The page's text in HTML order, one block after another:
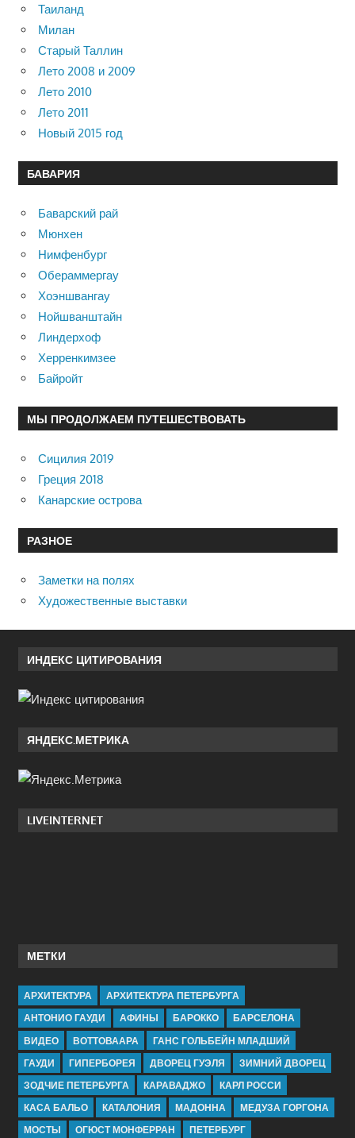
Таиланд
Милан
Старый Таллин
Лето 2008 и 2009
Лето 2010
Лето 2011
Новый 2015 год
БАВАРИЯ
Баварский рай
Мюнхен
Нимфенбург
Обераммергау
Хоэншвангау
Нойшванштайн
Линдерхоф
Херренкимзее
Байройт
МЫ ПРОДОЛЖАЕМ ПУТЕШЕСТВОВАТЬ
Сицилия 2019
Греция 2018
Канарские острова
РАЗНОЕ
Заметки на полях
Художественные выставки
ИНДЕКС ЦИТИРОВАНИЯ
ЯНДЕКС.МЕТРИКА
LIVEINTERNET
МЕТКИ
АРХИТЕКТУРА
АРХИТЕКТУРА ПЕТЕРБУРГА
АНТОНИО ГАУДИ
АФИНЫ БАРОККО
БАРСЕЛОНА
ВИДЕО
ВОТТОВААРА
ГАНС ГОЛЬБЕЙН МЛАДШИЙ
ГАУДИ
ГИПЕРБОРЕЯ ДВОРЕЦ ГУЭЛЯ
ЗИМНИЙ ДВОРЕЦ
ЗОДЧИЕ ПЕТЕРБУРГА
КАРАВАДЖО
КАРЛ РОССИ
КАСА БАЛЬО
КАТАЛОНИЯ МАДОННА
МЕДУЗА ГОРГОНА
МОСТЫ
ОГЮСТ МОНФЕРРАН ПЕТЕРБУРГ